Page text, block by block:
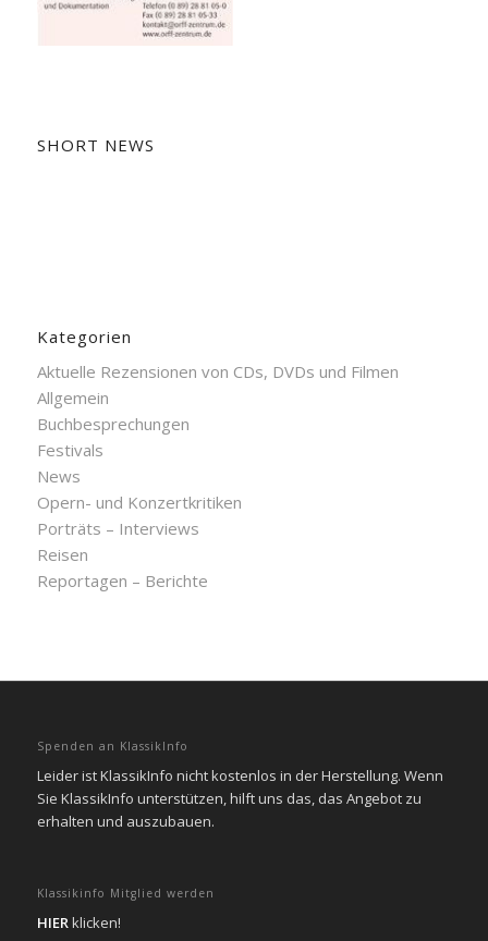
SHORT NEWS
Kategorien
Aktuelle Rezensionen von CDs, DVDs und Filmen
Allgemein
Buchbesprechungen
Festivals
News
Opern- und Konzertkritiken
Porträts – Interviews
Reisen
Reportagen – Berichte
Spenden an KlassikInfo
Leider ist KlassikInfo nicht kostenlos in der Herstellung. Wenn
Sie KlassikInfo unterstützen, hilft uns das, das Angebot zu
erhalten und auszubauen.
Klassikinfo Mitglied werden
HIERklicken!